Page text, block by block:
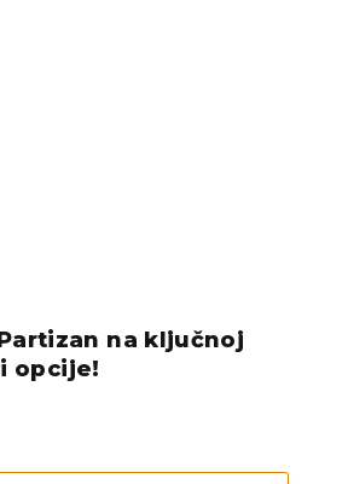
Partizan na ključnoj
opcije!